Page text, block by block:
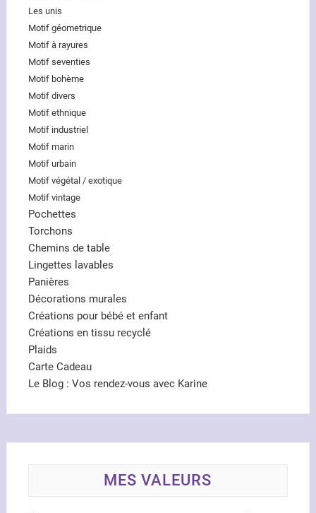
Les unis
Motif géometrique
Motif à rayures
Motif seventies
Motif bohème
Motif divers
Motif ethnique
Motif industriel
Motif marin
Motif urbain
Motif végétal / exotique
Motif vintage
Pochettes
Torchons
Chemins de table
Lingettes lavables
Panières
Décorations murales
Créations pour bébé et enfant
Créations en tissu recyclé
Plaids
Carte Cadeau
Le Blog : Vos rendez-vous avec Karine
MES VALEURS